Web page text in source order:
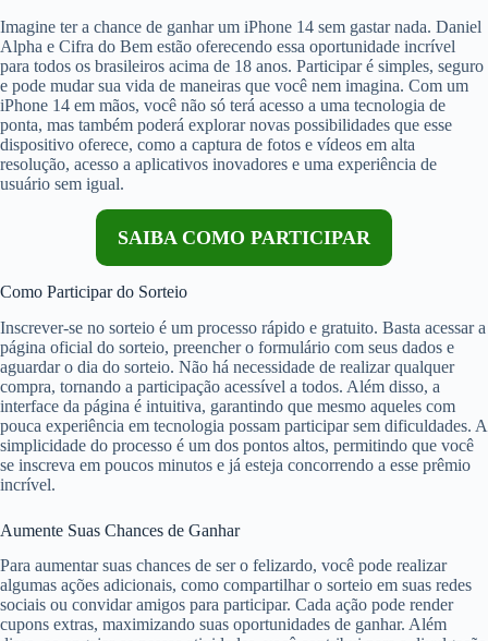
Imagine ter a chance de ganhar um iPhone 14 sem gastar nada. Daniel
Alpha e Cifra do Bem estão oferecendo essa oportunidade incrível
para todos os brasileiros acima de 18 anos. Participar é simples, seguro
e pode mudar sua vida de maneiras que você nem imagina. Com um
iPhone 14 em mãos, você não só terá acesso a uma tecnologia de
ponta, mas também poderá explorar novas possibilidades que esse
dispositivo oferece, como a captura de fotos e vídeos em alta
resolução, acesso a aplicativos inovadores e uma experiência de
usuário sem igual.
SAIBA COMO PARTICIPAR
Como Participar do Sorteio
Inscrever-se no sorteio é um processo rápido e gratuito. Basta acessar a
página oficial do sorteio, preencher o formulário com seus dados e
aguardar o dia do sorteio. Não há necessidade de realizar qualquer
compra, tornando a participação acessível a todos. Além disso, a
interface da página é intuitiva, garantindo que mesmo aqueles com
pouca experiência em tecnologia possam participar sem dificuldades. A
simplicidade do processo é um dos pontos altos, permitindo que você
se inscreva em poucos minutos e já esteja concorrendo a esse prêmio
incrível.
Aumente Suas Chances de Ganhar
Para aumentar suas chances de ser o felizardo, você pode realizar
algumas ações adicionais, como compartilhar o sorteio em suas redes
sociais ou convidar amigos para participar. Cada ação pode render
cupons extras, maximizando suas oportunidades de ganhar. Além